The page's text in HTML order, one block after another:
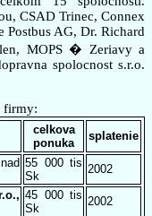
CSAD Trinec, Connex
Postbus AG, Dr. Richard
MOPS � Zeriavy a
spolocnost s.r.o.
firmy:
celkova
ponuka
splatenie
55 000 tis
Sk
2002
45 000 tis
Sk
2002